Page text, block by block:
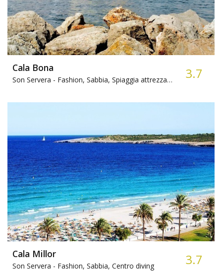
Cala Bona
Son Servera - Fashion, Sabbia, Spiaggia attrezzata 3.7
Cala Millor
Son Servera - Fashion, Sabbia, Centro diving 3.7